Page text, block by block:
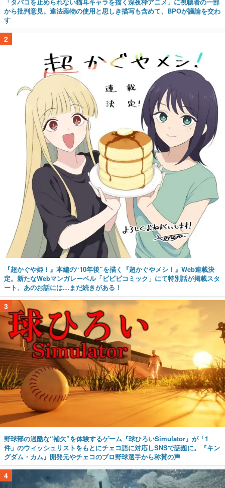
「タバコを止められない猫耳キャラを描く深夜枠アニメ」に視聴者の一部
から批判意見。違法薬物の使用と思しき描写も含めて、BPOが議論を交わ
す
2
『超かぐや姫！』本編の“10年後”を描く『超かぐやメシ！』Web連載決
定。新たなWebマンガレーベル「ビビビコミック」にて特別話が掲載スタ
ート、あのお話には…まだ続きがある！
3
野球部の過酷な“補欠”を体験するゲーム『球ひろいSimulator』が「1
件」のウィッシュリストをもとにチェコ語に対応しSNSで話題に。『キン
グダム・カム』開発元やチェコのプロ野球選手から称賛の声
4